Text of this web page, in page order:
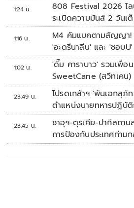
1:24 น.
808 Festival 2026 ไ
ระเบิดความมันส์ 2 วันเ
1:16 น.
M4 คัมแบคตามสัญญา!
'อะดรีนาลีน' และ 'ชอบU'
1:02 น.
'ดั๊ม คาราบาว' รวมเพื่อ
SweetCane (สวีทเคน)
23:49 น.
โปรดเกล้าฯ 'พันเอกสุ
ตำแหน่งนายทหารปฏิบัติ
'พลตรี'
23:45 น.
ซาอุฯ-ตุรเคีย-ปากีสถา
การป้องกันประเทศท่าม